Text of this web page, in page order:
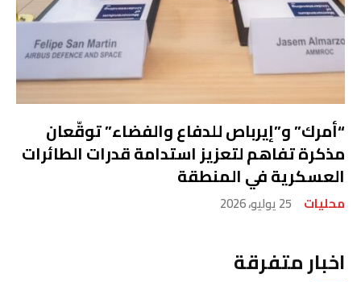
“أمرك” و”إيرباص للدفاع والفضاء” توقّعان
مذكرة تفاهم لتعزيز استدامة قدرات الطائرات
العسكرية في المنطقة
محليات 25 يوليو، 2026
اخبار متفرقة